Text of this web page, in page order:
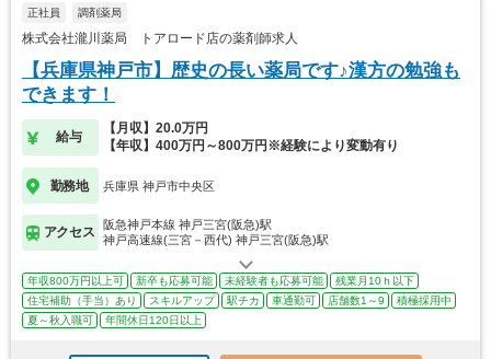
正社員 調剤薬局
株式会社瀧川薬局 トアロード店の薬剤師求人
【兵庫県神戸市】歴史の長い薬局です♪漢方の勉強も
できます！
給与
【月収】20.0万円
【年収】400万円～800万円※経験により変動有り
勤務地 兵庫県 神戸市中央区
アクセス
阪急神戸本線 神戸三宮(阪急)駅
神戸高速線(三宮－西代) 神戸三宮(阪急)駅
年収800万円以上可 新卒も応募可能 未経験者も応募可能
残業月10ｈ以下
住宅補助（手当）あり
スキルアップ 駅チカ 車通勤可 店舗数1～9
積極採用中
夏～秋入職可
年間休日120日以上